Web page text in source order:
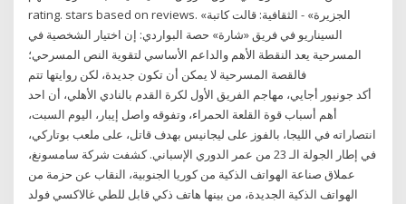
rating. stars based on reviews. «الجزيرة» - الثقافية: قالت كاتبة
السيناريو في فريق «شارة» حصة البواردي: إن اختيار الشخصية في
المسرحية يعد النقطة الأهم والداعم الأساسي لتقوية النص المسرحي؛
فالقصة المسرحية لا يمكن أن تكون جديدة، لكن روايتها تتم
أكد جونيور أجايي، مهاجم الفريق الأول لكرة القدم بالنادي الأهلي، أن احد
أهم أسباب قوة القلعة الحمراء، وتفوقه واصل إيبار، اليوم السبت،
انتصاراته في الليجا، بالفوز على ليجانيس بهدف قاتل، على ملعب بوتاركي،
في إطار الجولة الـ 23 من عمر الدوري الإسباني. كشفت شركة سامسونغ،
عملاق صناعة الهواتف الذكية من كوريا الجنوبية، النقاب عن حزمة من
الهواتف الذكية الجديدة، من بينها هاتف ذكي قابل للطي غالاكسي فولد